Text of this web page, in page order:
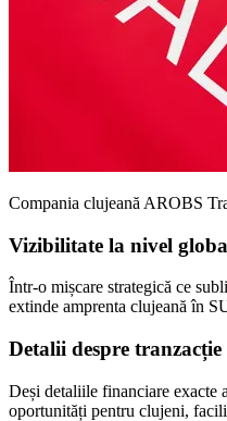
Compania clujeană AROBS
Vizibilitate la nivel
Într-o mișcare strategică ce
extinde amprenta clujeană în
Detalii despre tranzacție
Deși detaliile financiare exacte
oportunități pentru clujeni,